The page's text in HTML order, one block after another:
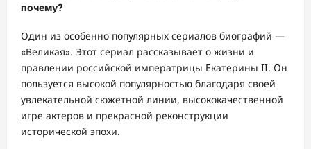
почему?
Один из особенно популярных сериалов биографий —
«Великая». Этот сериал рассказывает о жизни и
правлении российской императрицы Екатерины II. Он
пользуется высокой популярностью благодаря своей
увлекательной сюжетной линии, высококачественной
игре актеров и прекрасной реконструкции
исторической эпохи.